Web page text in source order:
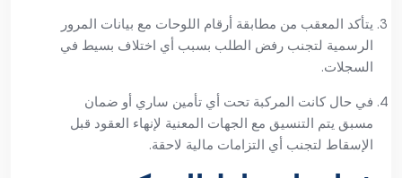
يتأكد المعقب من مطابقة أرقام اللوحات مع بيانات المرور
الرسمية لتجنب رفض الطلب بسبب أي اختلاف بسيط في
السجلات.
في حال كانت المركبة تحت أي تأمين ساري أو ضمان
مسبق يتم التنسيق مع الجهات المعنية لإنهاء العقود قبل
الإسقاط لتجنب أي التزامات مالية لاحقة.